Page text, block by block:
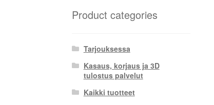
Product categories
Tarjouksessa
Kasaus, korjaus ja 3D
tulostus palvelut
Kaikki tuotteet